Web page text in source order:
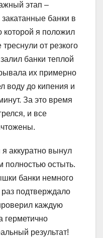
этап –
банки в
которой я положил
от резкого
банки теплой
их примерно
воду до кипения и
За это время
и все
аккуратно вынул
полностью остыть.
банки немного
раз подтверждало
каждую
герметично
результат!